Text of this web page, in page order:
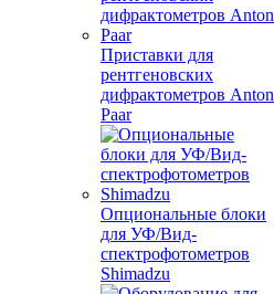
Приставки для
рентгеновских
дифрактометров Anton
Paar
Опциональные блоки
для УФ/Вид-
спектрофотометров
Shimadzu